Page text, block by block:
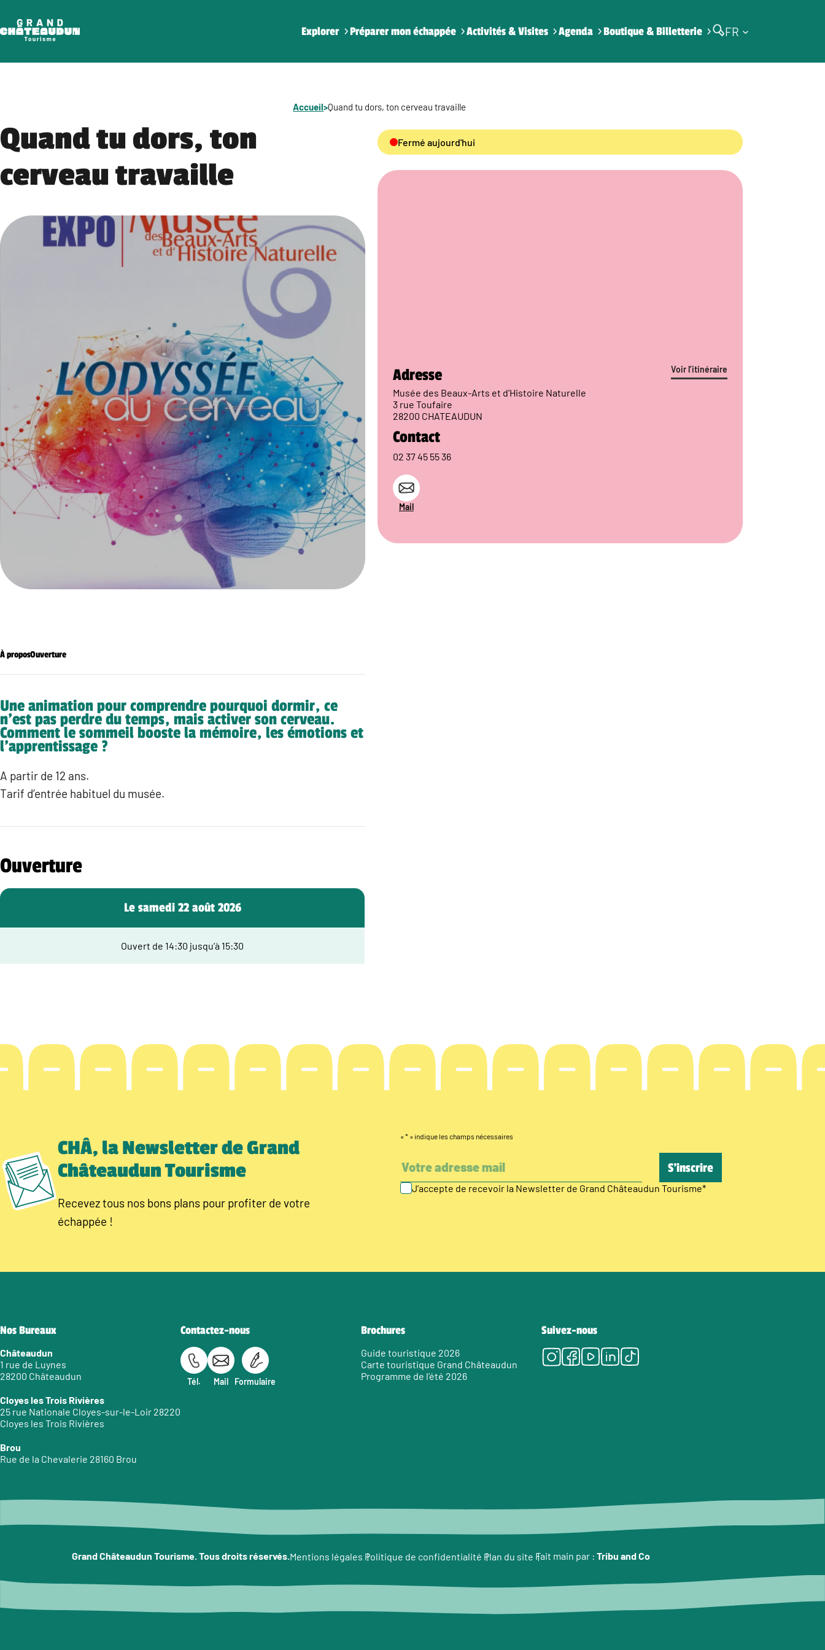
contenu
Explorer Préparer mon échappée Activités & Visites Agenda Boutique & Billetterie FR
Accueil>Quand tu dors, ton cerveau travaille
Quand tu dors, ton
cerveau travaille
À proposOuverture
Une animation pour comprendre pourquoi dormir, ce
n’est pas perdre du temps, mais activer son cerveau.
Comment le sommeil booste la mémoire, les émotions et
l’apprentissage ?
A partir de 12 ans.
Tarif d’entrée habituel du musée.
Ouverture
Le samedi 22 août 2026
Ouvert de 14:30 jusqu’à 15:30
Fermé aujourd'hui
Voir l’itinéraire
Adresse
Musée des Beaux-Arts et d'Histoire Naturelle
3 rue Toufaire
28200 CHATEAUDUN
Contact
02 37 45 55 36
Mail
CHÂ, la Newsletter de Grand
Châteaudun Tourisme
Recevez tous nos bons plans pour profiter de votre
échappée !
« * » indique les champs nécessaires
J’accepte de recevoir la Newsletter de Grand Châteaudun Tourisme*
Nos Bureaux
Châteaudun
1 rue de Luynes
28200 Châteaudun
Cloyes les Trois Rivières
25 rue Nationale Cloyes-sur-le-Loir 28220
Cloyes les Trois Rivières
Brou
Rue de la Chevalerie 28160 Brou
Contactez-nous
Tél. Mail Formulaire
Brochures
Guide touristique 2026
Carte touristique Grand Châteaudun
Programme de l’été 2026
Suivez-nous
Instagram
Facebook
Youtube
LinkedIn
Tiktok
Grand Châteaudun Tourisme. Tous droits réservés.Mentions légales Politique de confidentialité Plan du site Fait main par : Tribu and Co